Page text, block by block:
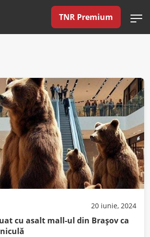
TNR Premium
20 iunie, 2024
cu asalt mall-ul din Brașov ca